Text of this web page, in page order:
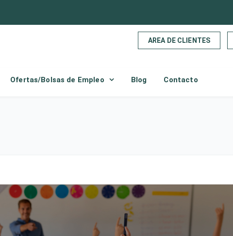
AREA DE CLIENTES
Ofertas/Bolsas de Empleo Blog Contacto